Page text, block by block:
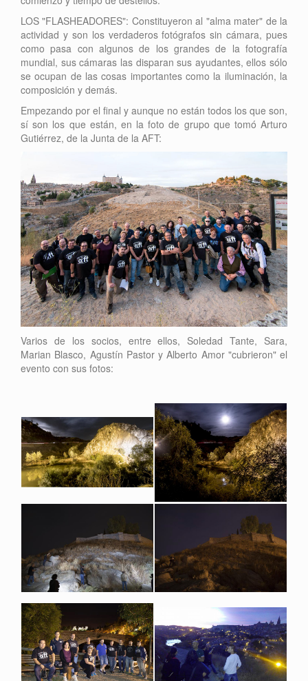
LOS "FLASHEADORES": Constituyeron al "alma mater" de la
actividad y son los verdaderos fotógrafos sin cámara, pues
como pasa con algunos de los grandes de la fotografía
mundial, sus cámaras las disparan sus ayudantes, ellos sólo
se ocupan de las cosas importantes como la iluminación, la
composición y demás.
Empezando por el final y aunque no están todos los que son,
sí son los que están, en la foto de grupo que tomó Arturo
Gutiérrez, de la Junta de la AFT:
Varios de los socios, entre ellos, Soledad Tante, Sara,
Marian Blasco, Agustín Pastor y Alberto Amor "cubrieron" el
evento con sus fotos: